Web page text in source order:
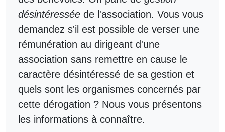
désintéressée de l'association. Vous vous
demandez s'il est possible de verser une
rémunération au dirigeant d'une
association sans remettre en cause le
caractère désintéressé de sa gestion et
quels sont les organismes concernés par
cette dérogation ? Nous vous présentons
les informations à connaître.